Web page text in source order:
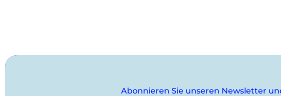
Abonnieren Sie unseren Newsletter